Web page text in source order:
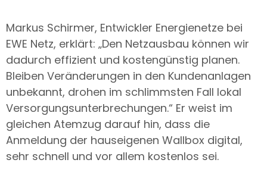
Markus Schirmer, Entwickler Energienetze bei
EWE Netz, erklärt: „Den Netzausbau können wir
dadurch effizient und kostengünstig planen.
Bleiben Veränderungen in den Kundenanlagen
unbekannt, drohen im schlimmsten Fall lokal
Versorgungsunterbrechungen.“ Er weist im
gleichen Atemzug darauf hin, dass die
Anmeldung der hauseigenen Wallbox digital,
sehr schnell und vor allem kostenlos sei.